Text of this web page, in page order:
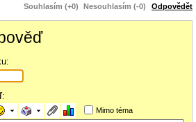
Souhlasím (+0) Nesouhlasím (-0) Odpovědět
Mimo téma